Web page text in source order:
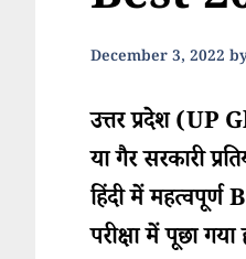
December 3, 2022
उत्तर प्रदेश (UP
या गैर सरकारी
हिंदी में
परीक्षा में पूछा